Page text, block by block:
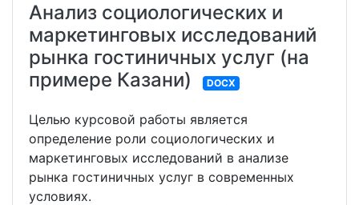
Анализ социологических и
маркетинговых исследований
рынка гостиничных услуг (на
примере Казани)
DOCX
Целью курсовой работы является
определение роли социологических и
маркетинговых исследований в анализе
рынка гостиничных услуг в современных
условиях.